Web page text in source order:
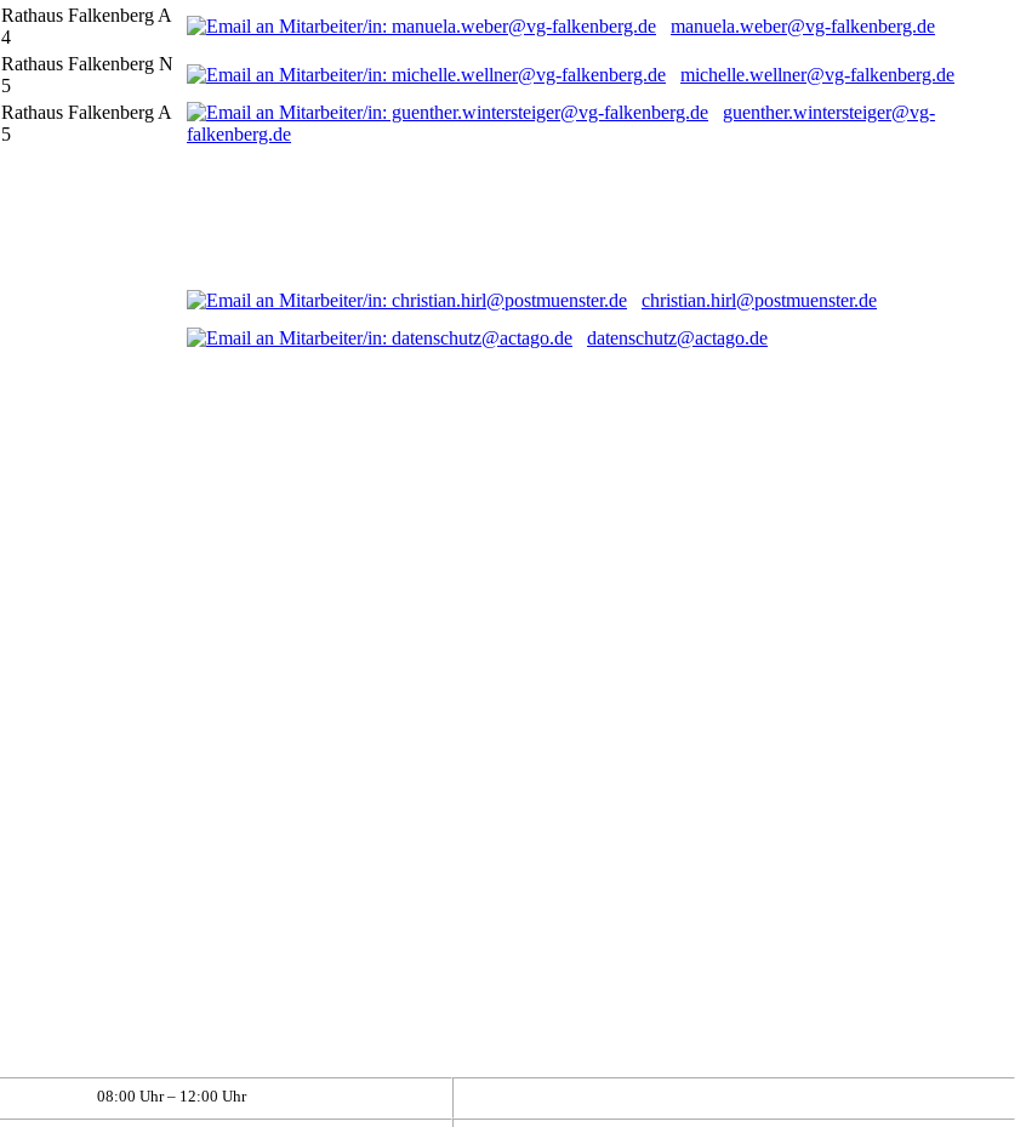
Rathaus Falkenberg A
4
manuela.weber@vg-falkenberg.de
Rathaus Falkenberg N
5
michelle.wellner@vg-falkenberg.de
Rathaus Falkenberg A
5
guenther.wintersteiger@vg-
falkenberg.de
christian.hirl@postmuenster.de
datenschutz@actago.de
08:00 Uhr – 12:00 Uhr